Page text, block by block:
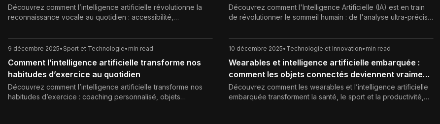
Découvrez comment l’intelligence artificielle révolutionne la
reconnaissance vocale au quotidien : accessibilité,
Découvrez comment l'Intelligence Artificielle (IA) est en train
de révolutionner le sommeil humain : de l'analyse ultra-précise
précoce des troubles. Le futur de nos nuits est intelligent.
9 décembre 2025• Sport et Technologie• min read
Comment l’intelligence artificielle transforme nos
habitudes d’exercice au quotidien
Découvrez comment l’intelligence artificielle transforme nos
habitudes d’exercice : coaching personnalisé, objets
10 décembre 2025• Technologie et Innovation• min read
Wearables et intelligence artificielle embarquée :
comment les objets connectés deviennent vraiment
intelligents
Découvrez comment les wearables et l’intelligence artificielle
embarquée transforment la santé, le sport et la productivité,